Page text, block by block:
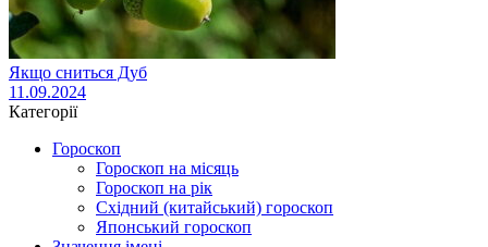
Якщо сниться Дуб
11.09.2024
Категорії
Гороскоп
Гороскоп на місяць
Гороскоп на рік
Східний (китайський) гороскоп
Японський гороскоп